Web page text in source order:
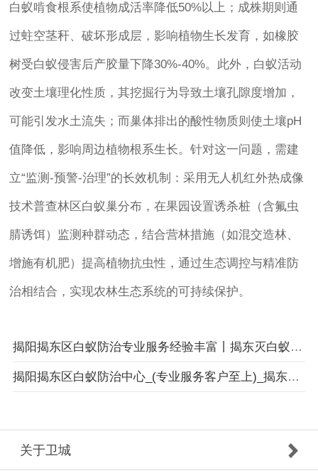
白蚁啃食根系使植物成活率降低50%以上；成株期则通
过蛀空茎秆、破坏形成层，影响植物生长发育，如橡胶
树受白蚁侵害后产胶量下降30%-40%。此外，白蚁活动
改变土壤理化性质，其挖掘行为导致土壤孔隙度增加，
可能引发水土流失；而巢体排出的酸性物质则使土壤pH
值降低，影响周边植物根系生长。针对这一问题，需建
立“监测-预警-治理”的长效机制：采用无人机红外热成像
技术普查林区白蚁巢分布，在果园设置诱杀桩（含氟虫
腈诱饵）监测种群动态，结合营林措施（如混交造林、
增施有机肥）提高植物抗虫性，通过生态调控与精准防
治相结合，实现农林生态系统的可持续保护。
揭阳揭东区白蚁防治专业服务经验丰富丨揭东灭白蚁公司丨揭阳市卫城白蚁防治有限公司
揭阳揭东区白蚁防治中心_(专业服务客户至上)_揭东家居装修预防白蚁服务
关于卫城